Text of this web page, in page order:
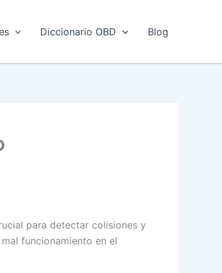
Diccionario OBD Blog
para detectar colisiones y
funcionamiento en el